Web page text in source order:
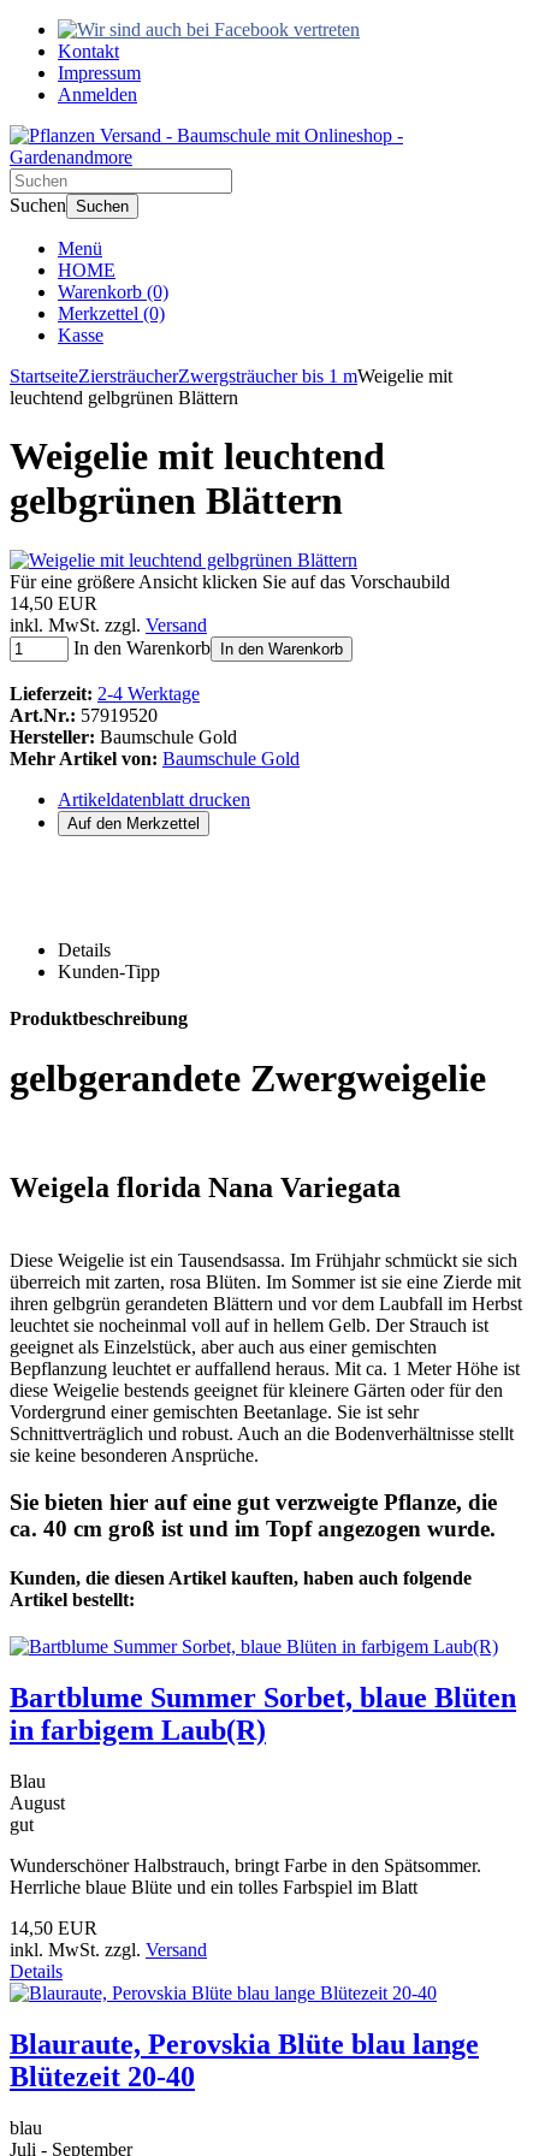
Kontakt
Impressum
Anmelden
Suchen Suchen
Menü
HOME
Warenkorb (0)
Merkzettel (0)
Kasse
StartseiteZiersträucherZwergsträucher bis 1 mWeigelie mit
leuchtend gelbgrünen Blättern
Weigelie mit leuchtend
gelbgrünen Blättern
Für eine größere Ansicht klicken Sie auf das Vorschaubild
14,50 EUR
inkl. MwSt. zzgl. Versand
In den Warenkorb
In den Warenkorb
Lieferzeit: 2-4 Werktage
Art.Nr.: 57919520
Hersteller: Baumschule Gold
Mehr Artikel von: Baumschule Gold
Artikeldatenblatt drucken
Details
Kunden-Tipp
Produktbeschreibung
gelbgerandete Zwergweigelie
Weigela florida Nana Variegata
Diese Weigelie ist ein Tausendsassa. Im Frühjahr schmückt sie sich
überreich mit zarten, rosa Blüten. Im Sommer ist sie eine Zierde mit
ihren gelbgrün gerandeten Blättern und vor dem Laubfall im Herbst
leuchtet sie nocheinmal voll auf in hellem Gelb. Der Strauch ist
geeignet als Einzelstück, aber auch aus einer gemischten
Bepflanzung leuchtet er auffallend heraus. Mit ca. 1 Meter Höhe ist
diese Weigelie bestends geeignet für kleinere Gärten oder für den
Vordergrund einer gemischten Beetanlage. Sie ist sehr
Schnittverträglich und robust. Auch an die Bodenverhältnisse stellt
sie keine besonderen Ansprüche.
Sie bieten hier auf eine gut verzweigte Pflanze, die
ca. 40 cm groß ist und im Topf angezogen wurde.
Kunden, die diesen Artikel kauften, haben auch folgende
Artikel bestellt:
Bartblume Summer Sorbet, blaue Blüten
in farbigem Laub(R)
Blau
August
gut
Wunderschöner Halbstrauch, bringt Farbe in den Spätsommer.
Herrliche blaue Blüte und ein tolles Farbspiel im Blatt
14,50 EUR
inkl. MwSt. zzgl. Versand
Details
Blauraute, Perovskia Blüte blau lange
Blütezeit 20-40
blau
Juli - September